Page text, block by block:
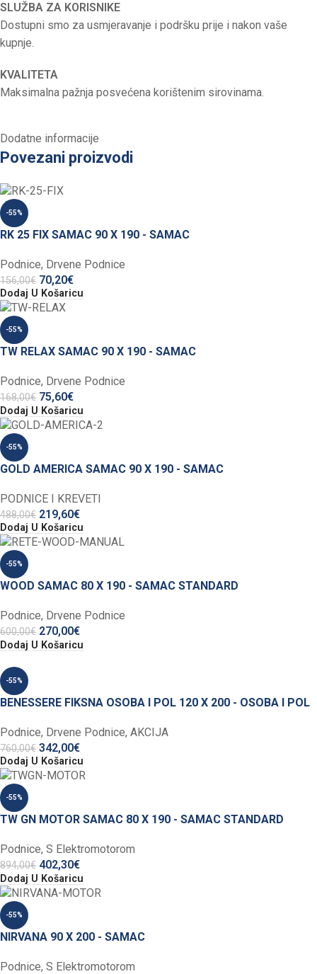
SLUŽBA ZA KORISNIKE
Dostupni smo za usmjeravanje i podršku prije i nakon vaše
kupnje.
KVALITETA
Maksimalna pažnja posvećena korištenim sirovinama.
Dodatne informacije
Povezani proizvodi
-55%
RK 25 FIX SAMAC 90 X 190 - SAMAC
Podnice, Drvene Podnice
156,00€ 70,20€
Dodaj U Košaricu
-55%
TW RELAX SAMAC 90 X 190 - SAMAC
Podnice, Drvene Podnice
168,00€ 75,60€
Dodaj U Košaricu
-55%
GOLD AMERICA SAMAC 90 X 190 - SAMAC
PODNICE I KREVETI
488,00€ 219,60€
Dodaj U Košaricu
-55%
WOOD SAMAC 80 X 190 - SAMAC STANDARD
Podnice, Drvene Podnice
600,00€ 270,00€
Dodaj U Košaricu
-55%
BENESSERE FIKSNA OSOBA I POL 120 X 200 - OSOBA I POL
Podnice, Drvene Podnice, AKCIJA
760,00€ 342,00€
Dodaj U Košaricu
-55%
TW GN MOTOR SAMAC 80 X 190 - SAMAC STANDARD
Podnice, S Elektromotorom
894,00€ 402,30€
Dodaj U Košaricu
-55%
NIRVANA 90 X 200 - SAMAC
Podnice, S Elektromotorom